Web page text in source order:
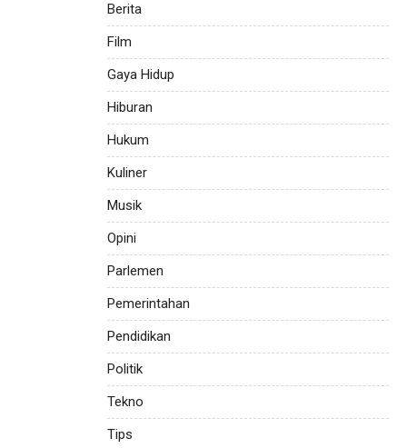
Berita
Film
Gaya Hidup
Hiburan
Hukum
Kuliner
Musik
Opini
Parlemen
Pemerintahan
Pendidikan
Politik
Tekno
Tips